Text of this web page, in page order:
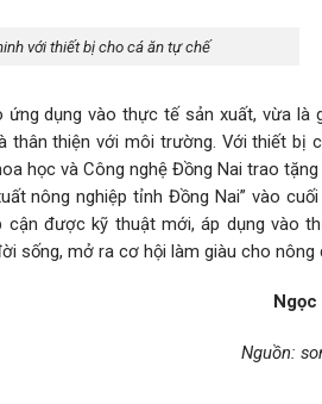
với thiết bị cho cá ăn tự chế
dụng vào thực tế sản xuất, vừa là
thiện với môi trường. Với thiết bị
học và Công nghệ Đồng Nai trao tặng
nông nghiệp tỉnh Đồng Nai” vào
được kỹ thuật mới, áp dụng vào
sống, mở ra cơ hội làm giàu cho nông
Ngọc
Nguồn: